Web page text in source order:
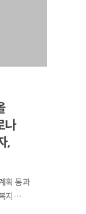
나
,
획 통과
지…